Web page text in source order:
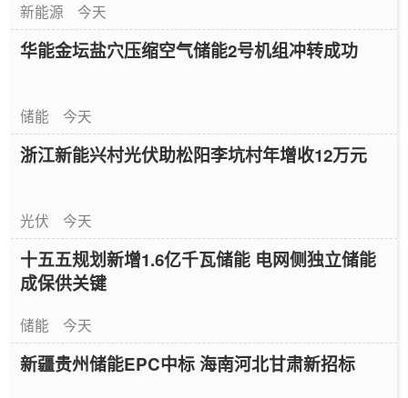
新能源 今天
华能金坛盐穴压缩空气储能2号机组冲转成功
储能 今天
浙江新能兴村光伏助松阳李坑村年增收12万元
光伏 今天
十五五规划新增1.6亿千瓦储能 电网侧独立储能
成保供关键
储能 今天
新疆贵州储能EPC中标 海南河北甘肃新招标